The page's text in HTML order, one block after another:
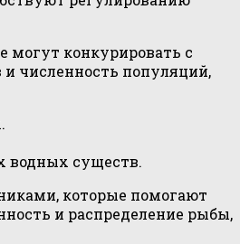
могут конкурировать с
численность популяций,
водных существ.
которые помогают
и распределение рыбы,